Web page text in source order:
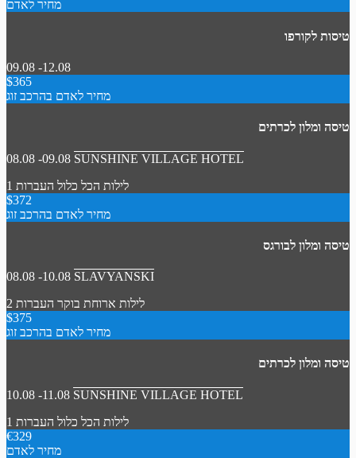
מחיר לאדם
טיסות לקורפו
09.08 -12.08
$365
מחיר לאדם בהרכב זוג
טיסה ומלון לכרתים
08.08 -09.08 SUNSHINE VILLAGE HOTEL
1 לילות הכל כלול העברות
$372
מחיר לאדם בהרכב זוג
טיסה ומלון לבורגס
08.08 -10.08 SLAVYANSKI
2 לילות ארוחת בוקר העברות
$375
מחיר לאדם בהרכב זוג
טיסה ומלון לכרתים
10.08 -11.08 SUNSHINE VILLAGE HOTEL
1 לילות הכל כלול העברות
€329
מחיר לאדם